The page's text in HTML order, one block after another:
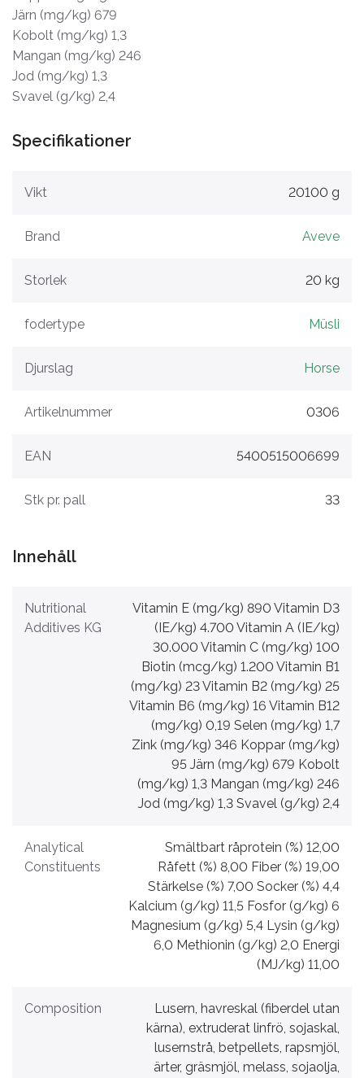
Järn (mg/kg) 679
Kobolt (mg/kg) 1,3
Mangan (mg/kg) 246
Jod (mg/kg) 1,3
Svavel (g/kg) 2,4
Specifikationer
Vikt 20100 g
Brand Aveve
Storlek 20 kg
fodertype Müsli
Djurslag Horse
Artikelnummer 0306
EAN 5400515006699
Stk pr. pall 33
Innehåll
Nutritional
Additives KG
Vitamin E (mg/kg) 890 Vitamin D3
(IE/kg) 4.700 Vitamin A (IE/kg)
30.000 Vitamin C (mg/kg) 100
Biotin (mcg/kg) 1.200 Vitamin B1
(mg/kg) 23 Vitamin B2 (mg/kg) 25
Vitamin B6 (mg/kg) 16 Vitamin B12
(mg/kg) 0,19 Selen (mg/kg) 1,7
Zink (mg/kg) 346 Koppar (mg/kg)
95 Järn (mg/kg) 679 Kobolt
(mg/kg) 1,3 Mangan (mg/kg) 246
Jod (mg/kg) 1,3 Svavel (g/kg) 2,4
Analytical
Constituents
Smältbart råprotein (%) 12,00
Råfett (%) 8,00 Fiber (%) 19,00
Stärkelse (%) 7,00 Socker (%) 4,4
Kalcium (g/kg) 11,5 Fosfor (g/kg) 6
Magnesium (g/kg) 5,4 Lysin (g/kg)
6,0 Methionin (g/kg) 2,0 Energi
(MJ/kg) 11,00
Composition
Lusern, havreskal (fiberdel utan
kärna), extruderat linfrö, sojaskal,
lusernstrå, betpellets, rapsmjöl,
ärter, gräsmjöl, melass, sojaolja,